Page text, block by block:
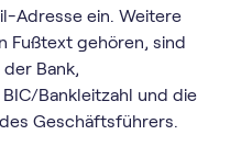
Adresse ein. Weitere
Fußtext gehören, sind
Bank,
Bankleitzahl und die
Geschäftsführers.